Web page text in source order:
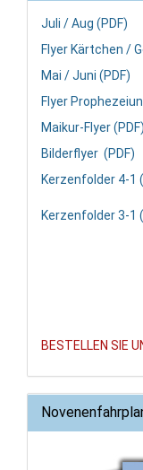
Juli / Aug (PDF)
Flyer Kärtchen /
Mai / Juni (PDF)
Flyer
Maikur-Flyer (PDF)
Bilderflyer (PDF)
Kerzenfolder 4-1
Kerzenfolder 3-1
BESTELLEN SIE